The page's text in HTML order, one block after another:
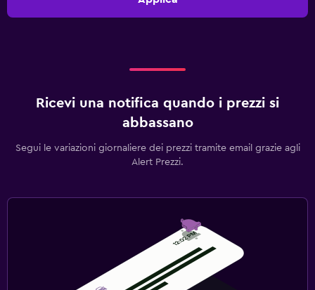
Ricevi una notifica quando i prezzi si
abbassano
Segui le variazioni giornaliere dei prezzi tramite email grazie agli
Alert Prezzi.